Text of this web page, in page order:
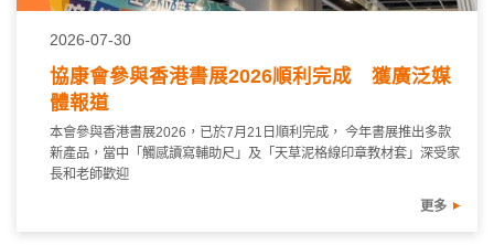
2026-07-30
協康會參與香港書展2026順利完成 獲廣泛媒
體報道
本會參與香港書展2026，已於7月21日順利完成， 今年書展推出多款
新產品，當中「觸感讀寫輔助尺」及「天草泥格線印章教材套」深受家
長和老師歡迎
更多